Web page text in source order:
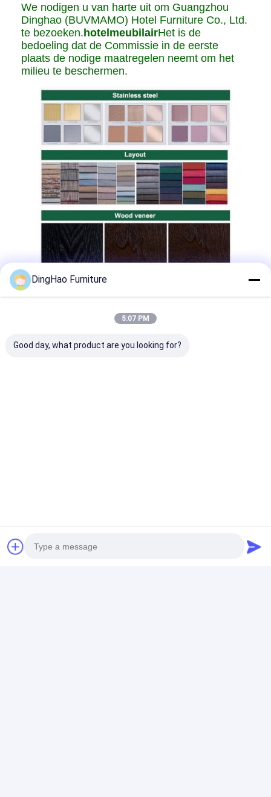
We nodigen u van harte uit om Guangzhou
Dinghao (BUVMAMO) Hotel Furniture Co., Ltd.
te bezoeken.hotelmeubilairHet is de
bedoeling dat de Commissie in de eerste
plaats de nodige maatregelen neemt om het
milieu te beschermen.
DingHao Furniture
5:07 PM
Good day, what product are you looking for?